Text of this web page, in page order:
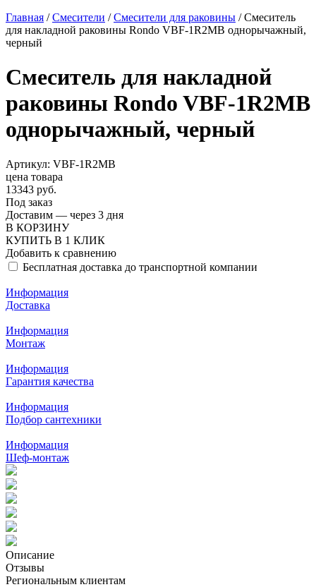
Главная /Смесители /Смесители для раковины /Смеситель
для накладной раковины Rondo VBF-1R2MB однорычажный,
черный
Смеситель для накладной
раковины Rondo VBF-1R2MB
однорычажный, черный
Артикул: VBF-1R2MB
цена товара
13343 руб.
Под заказ
Доставим — через 3 дня
В КОРЗИНУ
КУПИТЬ В 1 КЛИК
Добавить к сравнению
Бесплатная доставка до транспортной компании
Информация
Доставка
Информация
Монтаж
Информация
Гарантия качества
Информация
Подбор сантехники
Информация
Шеф-монтаж
Описание
Отзывы
Региональным клиентам